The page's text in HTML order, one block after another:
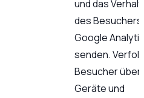
und das
des Besuchers
Google
senden.
Besucher über
Geräte und